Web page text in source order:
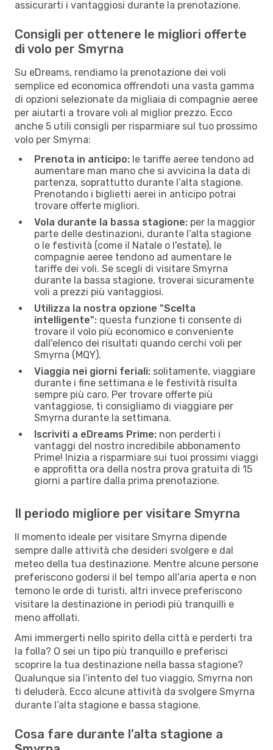
assicurarti i vantaggiosi durante la prenotazione.
Consigli per ottenere le migliori offerte
di volo per Smyrna
Su eDreams, rendiamo la prenotazione dei voli
semplice ed economica offrendoti una vasta gamma
di opzioni selezionate da migliaia di compagnie aeree
per aiutarti a trovare voli al miglior prezzo. Ecco
anche 5 utili consigli per risparmiare sul tuo prossimo
volo per Smyrna:
Prenota in anticipo: le tariffe aeree tendono ad
aumentare man mano che si avvicina la data di
partenza, soprattutto durante l’alta stagione.
Prenotando i biglietti aerei in anticipo potrai
trovare offerte migliori.
Vola durante la bassa stagione: per la maggior
parte delle destinazioni, durante l’alta stagione
o le festività (come il Natale o l'estate), le
compagnie aeree tendono ad aumentare le
tariffe dei voli. Se scegli di visitare Smyrna
durante la bassa stagione, troverai sicuramente
voli a prezzi più vantaggiosi.
Utilizza la nostra opzione "Scelta
intelligente": questa funzione ti consente di
trovare il volo più economico e conveniente
dall'elenco dei risultati quando cerchi voli per
Smyrna (MQY).
Viaggia nei giorni feriali: solitamente, viaggiare
durante i fine settimana e le festività risulta
sempre più caro. Per trovare offerte più
vantaggiose, ti consigliamo di viaggiare per
Smyrna durante la settimana.
Iscriviti a eDreams Prime: non perderti i
vantaggi del nostro incredibile abbonamento
Prime! Inizia a risparmiare sui tuoi prossimi viaggi
e approfitta ora della nostra prova gratuita di 15
giorni a partire dalla prima prenotazione.
Il periodo migliore per visitare Smyrna
Il momento ideale per visitare Smyrna dipende
sempre dalle attività che desideri svolgere e dal
meteo della tua destinazione. Mentre alcune persone
preferiscono godersi il bel tempo all’aria aperta e non
temono le orde di turisti, altri invece preferiscono
visitare la destinazione in periodi più tranquilli e
meno affollati.
Ami immergerti nello spirito della città e perderti tra
la folla? O sei un tipo più tranquillo e preferisci
scoprire la tua destinazione nella bassa stagione?
Qualunque sia l’intento del tuo viaggio, Smyrna non
ti deluderà. Ecco alcune attività da svolgere Smyrna
durante l’alta stagione e bassa stagione.
Cosa fare durante l'alta stagione a